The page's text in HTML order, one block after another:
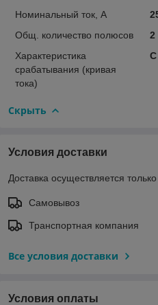
Номинальный ток, А
Общ. количество полюсов
2
Характеристика
срабатывания (кривая
тока)
C
Скрыть
Условия доставки
Доставка осуществляется
Самовывоз
Транспортная компания
Все условия доставки
Условия оплаты